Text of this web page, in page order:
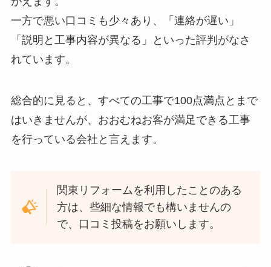
一方で悪い口コミも少々あり、「連絡が遅い」
「説明と工事内容が異なる」といった評判がなさ
れています。
総合的に見ると、すべての工事で100点満点とまで
はいきませんが、おおむねお客が満足できる工事
を行っている会社と言えます。
関東リフォームを利用したことのある
方は、些細な情報でも構いませんの
で、口コミ投稿をお願いします。